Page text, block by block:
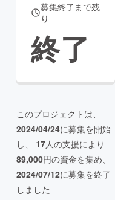
募集終了まで残
り
終了
このプロジェクトは、
2024/04/24に募集を開始
し、 17人の支援により
89,000円の資金を集め、
2024/07/12に募集を終了
しました